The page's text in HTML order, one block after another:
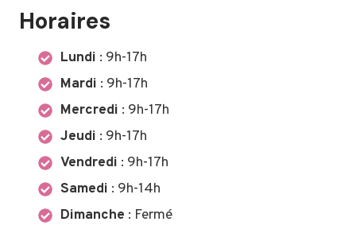
Horaires
Lundi : 9h-17h
Mardi : 9h-17h
Mercredi : 9h-17h
Jeudi : 9h-17h
Vendredi : 9h-17h
Samedi : 9h-14h
Dimanche : Fermé